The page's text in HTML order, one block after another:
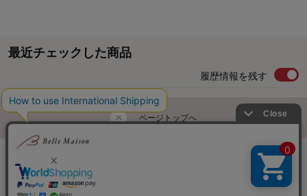
最近チェックした商品
履歴情報を残す
ページトップへ
ご利用ガイド・お知らせ
サイトマップ